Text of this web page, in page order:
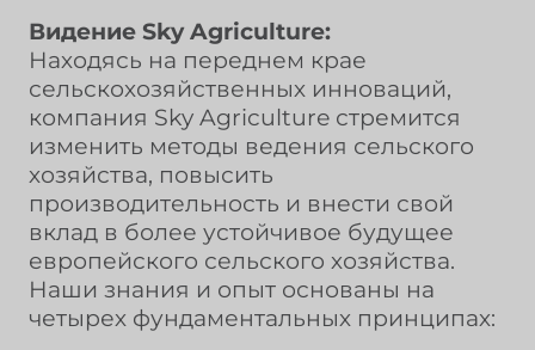
Видение Sky Agriculture:
Находясь на переднем крае
сельскохозяйственных инноваций,
компания Sky Agriculture стремится
изменить методы ведения сельского
хозяйства, повысить
производительность и внести свой
вклад в более устойчивое будущее
европейского сельского хозяйства.
Наши знания и опыт основаны на
четырех фундаментальных принципах: